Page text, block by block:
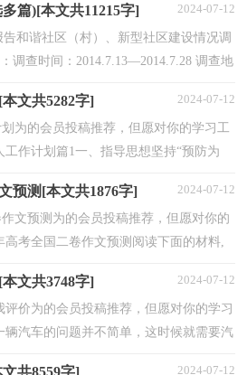
篇)[本文共11215字] 2024-07-12
和谐社区（村）、新型社区建设情况调
调查时间：2014.7.13—2014.7.28 调查地
文共5282字] 2024-07-12
为的会员投稿推荐，但愿对你的学习工
工作计划篇1一、指导思想坚持“预防为
预测[本文共1876字] 2024-07-12
文预测为的会员投稿推荐，但愿对你的
高考全国二卷作文预测阅读下面的材料,
文共3748字] 2024-07-12
评价为的会员投稿推荐，但愿对你的学习
辆汽车的问题并不简单，这时候就需要汽
2024-07-12